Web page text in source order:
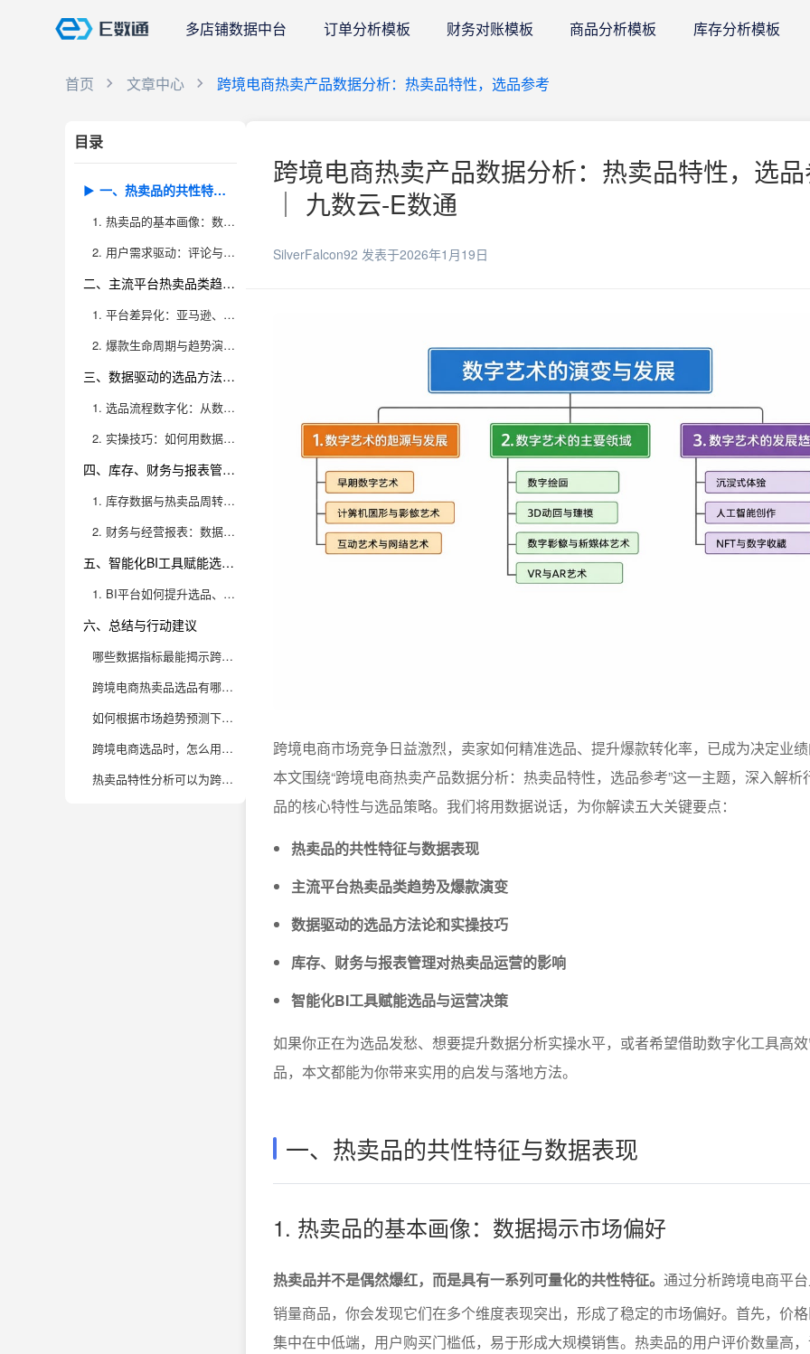
多店铺数据中台 订单分析模板 财务对账模板 商品分析模板 库存分析模板
首页 文章中心 跨境电商热卖产品数据分析：热卖品特性，选品参考
目录
一、热卖品的共性特征与数据表现
1. 热卖品的基本画像：数据揭示市场偏好
2. 用户需求驱动：评论与反馈数据的深度价值
二、主流平台热卖品类趋势及爆款演变
1. 平台差异化：亚马逊、速卖通与独立站热卖品类解析
2. 爆款生命周期与趋势演变：数据驱动的洞察
三、数据驱动的选品方法论和实操技巧
1. 选品流程数字化：从数据采集到决策落地
2. 实操技巧：如何用数据筛选“爆款种子”
四、库存、财务与报表管理对热卖品运营的影响
1. 库存数据与热卖品周转率：如何防止爆款断货与积压
2. 财务与经营报表：数据化提升利润空间
五、智能化BI工具赋能选品与运营决策
1. BI平台如何提升选品、运营决策效率
六、总结与行动建议
哪些数据指标最能揭示跨境电商热卖产品的特性？
跨境电商热卖品选品有哪些数据分析技巧？
如何根据市场趋势预测下一波热卖品？
跨境电商选品时，怎么用数据规避“伪爆款”陷阱？
热卖品特性分析可以为跨境电商企业带来哪些实战价值？
跨境电商热卖产品数据分析：热卖品特性，选
｜ 九数云-E数通
SilverFalcon92 发表于2026年1月19日
跨境电商市场竞争日益激烈，卖家如何精准选品、提升爆款转化率，已成为决定业
本文围绕“跨境电商热卖产品数据分析：热卖品特性，选品参考”这一主题，深入解析
品的核心特性与选品策略。我们将用数据说话，为你解读五大关键要点：
热卖品的共性特征与数据表现
主流平台热卖品类趋势及爆款演变
数据驱动的选品方法论和实操技巧
库存、财务与报表管理对热卖品运营的影响
智能化BI工具赋能选品与运营决策
如果你正在为选品发愁、想要提升数据分析实操水平，或者希望借助数字化工具高
品，本文都能为你带来实用的启发与落地方法。
一、热卖品的共性特征与数据表现
1. 热卖品的基本画像：数据揭示市场偏好
热卖品并不是偶然爆红，而是具有一系列可量化的共性特征。 通过分析跨境电商平
销量商品，你会发现它们在多个维度表现突出，形成了稳定的市场偏好。首先，价
集中在中低端，用户购买门槛低，易于形成大规模销售。热卖品的用户评价数量高